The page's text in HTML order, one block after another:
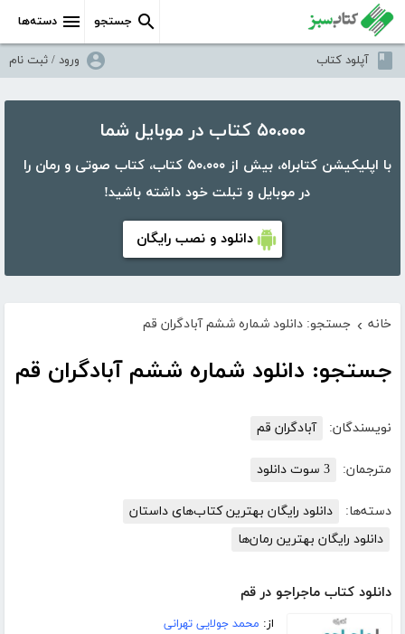
دسته‌ها جستجو
آپلود کتاب ورود / ثبت نام
۵۰،۰۰۰ کتاب در موبایل شما
با اپلیکیشن کتابراه، بیش از ۵۰،۰۰۰ کتاب، کتاب صوتی و رمان را
در موبایل و تبلت خود داشته باشید!
دانلود و نصب رایگان
خانه › جستجو: دانلود شماره ششم آبادگران قم
جستجو: دانلود شماره ششم آبادگران قم
نویسندگان: آبادگران قم
مترجمان: 3 سوت دانلود
دسته‌ها:
دانلود رایگان بهترین کتاب‌های داستان
دانلود رایگان بهترین رمان‌ها
دانلود کتاب ماجراجو در قم
از: محمد جولایی تهرانی